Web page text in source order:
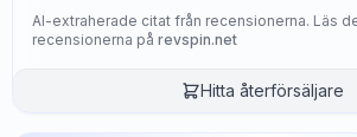
AI-extraherade citat från recensionerna. Läs
recensionerna på revspin.net
Hitta återförsäljare